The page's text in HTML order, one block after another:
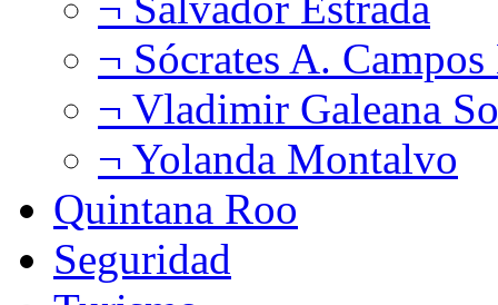
¬ Sócrates A.
¬ Vladimir Galeana
¬ Yolanda Montalvo
Quintana Roo
Seguridad